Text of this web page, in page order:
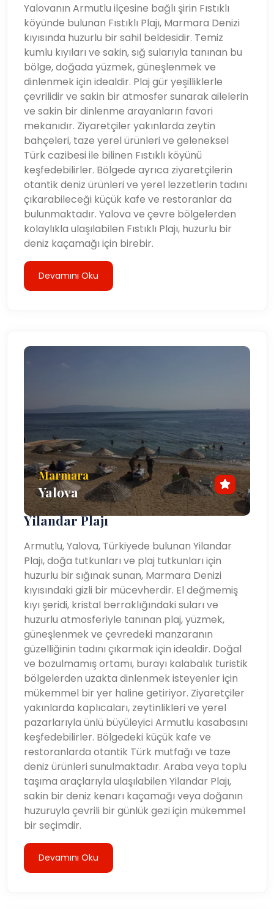
Yalovanın Armutlu ilçesine bağlı şirin Fıstıklı
köyünde bulunan Fıstıklı Plajı, Marmara Denizi
kıyısında huzurlu bir sahil beldesidir. Temiz
kumlu kıyıları ve sakin, sığ sularıyla tanınan bu
bölge, doğada yüzmek, güneşlenmek ve
dinlenmek için idealdir. Plaj gür yeşilliklerle
çevrilidir ve sakin bir atmosfer sunarak ailelerin
ve sakin bir dinlenme arayanların favori
mekanıdır. Ziyaretçiler yakınlarda zeytin
bahçeleri, taze yerel ürünleri ve geleneksel
Türk cazibesi ile bilinen Fıstıklı köyünü
keşfedebilirler. Bölgede ayrıca ziyaretçilerin
otantik deniz ürünleri ve yerel lezzetlerin tadını
çıkarabileceği küçük kafe ve restoranlar da
bulunmaktadır. Yalova ve çevre bölgelerden
kolaylıkla ulaşılabilen Fıstıklı Plajı, huzurlu bir
deniz kaçamağı için birebir.
Devamını Oku
Marmara
Yalova
Yilandar Plajı
Armutlu, Yalova, Türkiyede bulunan Yilandar
Plajı, doğa tutkunları ve plaj tutkunları için
huzurlu bir sığınak sunan, Marmara Denizi
kıyısındaki gizli bir mücevherdir. El değmemiş
kıyı şeridi, kristal berraklığındaki suları ve
huzurlu atmosferiyle tanınan plaj, yüzmek,
güneşlenmek ve çevredeki manzaranın
güzelliğinin tadını çıkarmak için idealdir. Doğal
ve bozulmamış ortamı, burayı kalabalık turistik
bölgelerden uzakta dinlenmek isteyenler için
mükemmel bir yer haline getiriyor. Ziyaretçiler
yakınlarda kaplıcaları, zeytinlikleri ve yerel
pazarlarıyla ünlü büyüleyici Armutlu kasabasını
keşfedebilirler. Bölgedeki küçük kafe ve
restoranlarda otantik Türk mutfağı ve taze
deniz ürünleri sunulmaktadır. Araba veya toplu
taşıma araçlarıyla ulaşılabilen Yilandar Plajı,
sakin bir deniz kenarı kaçamağı veya doğanın
huzuruyla çevrili bir günlük gezi için mükemmel
bir seçimdir.
Devamını Oku